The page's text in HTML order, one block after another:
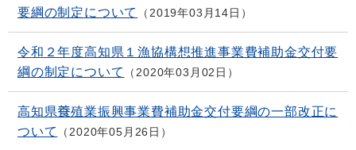
要綱の制定について
2019年03月14日
令和２年度高知県１漁協構想推進事業費補助金交付要
綱の制定について
2020年03月02日
高知県養殖業振興事業費補助金交付要綱の一部改正に
ついて
2020年05月26日